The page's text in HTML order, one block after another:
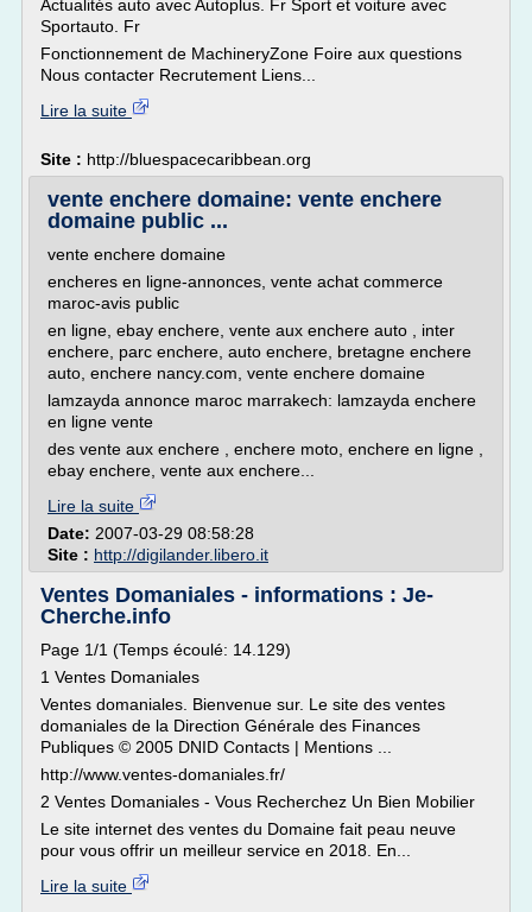
Actualités auto avec Autoplus. Fr Sport et voiture avec
Sportauto. Fr
Fonctionnement de MachineryZone Foire aux questions
Nous contacter Recrutement Liens...
Lire la suite
Site : http://bluespacecaribbean.org
vente enchere domaine: vente enchere
domaine public ...
vente enchere domaine
encheres en ligne-annonces, vente achat commerce
maroc-avis public
en ligne, ebay enchere, vente aux enchere auto , inter
enchere, parc enchere, auto enchere, bretagne enchere
auto, enchere nancy.com, vente enchere domaine
lamzayda annonce maroc marrakech: lamzayda enchere
en ligne vente
des vente aux enchere , enchere moto, enchere en ligne ,
ebay enchere, vente aux enchere...
Lire la suite
Date: 2007-03-29 08:58:28
Site : http://digilander.libero.it
Ventes Domaniales - informations : Je-
Cherche.info
Page 1/1 (Temps écoulé: 14.129)
1 Ventes Domaniales
Ventes domaniales. Bienvenue sur. Le site des ventes
domaniales de la Direction Générale des Finances
Publiques © 2005 DNID Contacts | Mentions ...
http://www.ventes-domaniales.fr/
2 Ventes Domaniales - Vous Recherchez Un Bien Mobilier
Le site internet des ventes du Domaine fait peau neuve
pour vous offrir un meilleur service en 2018. En...
Lire la suite